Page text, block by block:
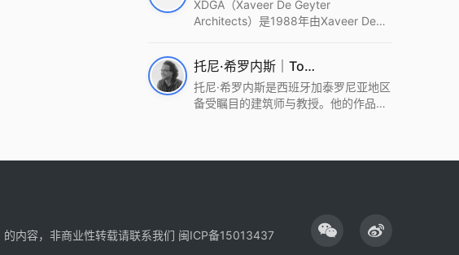
和生活性为介入设计的原点，以建筑为
工具，从而推动建筑学和社会学进步。
2022 DFA中获Merit,2021 Architizer
A+ Firm Awards中获Special
Mention：Best Young Firm，2020 IF
XDGA（Xaveer De Geyter
Architects）是1988年由Xaveer De
进的设计方法、多元的专业团队和国际
化的作品著称，曾获密斯·凡·德罗奖、
Bigmat奖等多项重要奖项。XDGA主张
托尼·希罗内斯｜Toni Gironès
托尼·希罗内斯是西班牙加泰罗尼亚地区
备受瞩目的建筑师与教授。他的作品深
内容，非商业性转载请联系我们 闽ICP备15013437